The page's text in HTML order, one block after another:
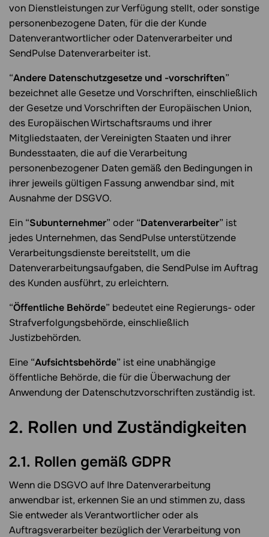
von Dienstleistungen zur Verfügung stellt, oder sonstige
personenbezogene Daten, für die der Kunde
Datenverantwortlicher oder Datenverarbeiter und
SendPulse Datenverarbeiter ist.
“Andere Datenschutzgesetze und -vorschriften”
bezeichnet alle Gesetze und Vorschriften, einschließlich
der Gesetze und Vorschriften der Europäischen Union,
des Europäischen Wirtschaftsraums und ihrer
Mitgliedstaaten, der Vereinigten Staaten und ihrer
Bundesstaaten, die auf die Verarbeitung
personenbezogener Daten gemäß den Bedingungen in
ihrer jeweils gültigen Fassung anwendbar sind, mit
Ausnahme der DSGVO.
Ein “Subunternehmer” oder “Datenverarbeiter” ist
jedes Unternehmen, das SendPulse unterstützende
Verarbeitungsdienste bereitstellt, um die
Datenverarbeitungsaufgaben, die SendPulse im Auftrag
des Kunden ausführt, zu erleichtern.
“Öffentliche Behörde” bedeutet eine Regierungs- oder
Strafverfolgungsbehörde, einschließlich
Justizbehörden.
Eine “Aufsichtsbehörde” ist eine unabhängige
öffentliche Behörde, die für die Überwachung der
Anwendung der Datenschutzvorschriften zuständig ist.
2. Rollen und Zuständigkeiten
2.1. Rollen gemäß GDPR
Wenn die DSGVO auf Ihre Datenverarbeitung
anwendbar ist, erkennen Sie an und stimmen zu, dass
Sie entweder als Verantwortlicher oder als
Auftragsverarbeiter bezüglich der Verarbeitung von